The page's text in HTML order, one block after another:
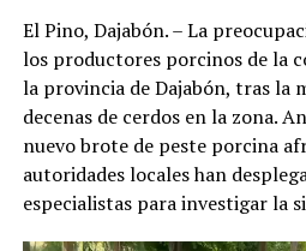
El Pino, Dajabón. – La
los productores porcinos de la
la provincia de Dajabón, tras la
decenas de cerdos en la zona.
nuevo brote de peste porcina
autoridades locales han
especialistas para investigar la